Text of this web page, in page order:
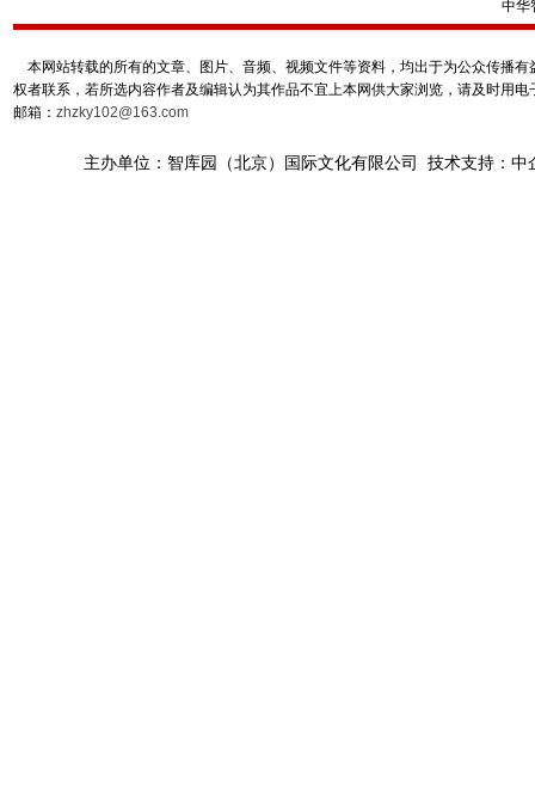
中华
本网站转载的所有的文章、图片、音频、视频文件等资料，均出于为公众传播
权者联系，若所选内容作者及编辑认为其作品不宜上本网供大家浏览，请及时用
邮箱： zhzky102@163.com
主办单位：智库园（北京）国际文化有限公司 技术支持：